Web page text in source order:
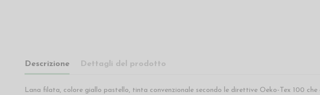
Descrizione Dettagli del prodotto
Lana filata, colore giallo pastello, tinta convenzionale secondo le direttive Oeko-Tex 100 che